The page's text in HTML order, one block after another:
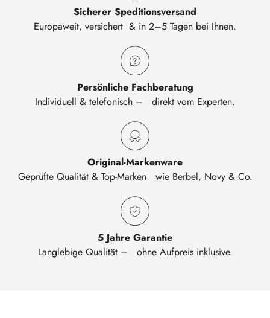
Sicherer Speditionsversand
Europaweit, versichert & in 2–5 Tagen bei Ihnen.
Persönliche Fachberatung
Individuell & telefonisch – direkt vom Experten.
Original-Markenware
Geprüfte Qualität & Top-Marken wie Berbel, Novy & Co.
5 Jahre Garantie
Langlebige Qualität – ohne Aufpreis inklusive.